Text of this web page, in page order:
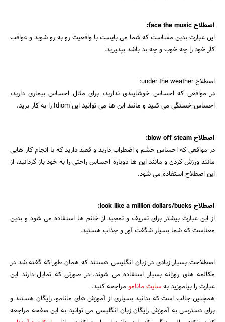
اصطلاح face the music:
این عبارت بدین معناست که شما می بایست با واقعیت رو به رو شوید و عواقب
کار خود را چه خوب و چه بد باشد بپذیرید.
اصطلاح under the weather:
در مواقعی که احساس خوشایندی ندارید، برای مثال احساس بیماری دارید،
احساس خستگی می کنید و مانند این ها می توانید این Idiom را به کار برید.
اصطلاح blow off steam:
در مواقعی که احساس خشم و اضطراب دارید و قصد دارید که با انجام کار هایی
مانند ورزش کردن و مانند این ها دوباره احساس راحتی را به خود باز گردانید، از
این اصطلاح استفاده می شود.
اصطلاح look like a million dollars/bucks:
از این عبارت بیشتر برای تعریف و تمجید از خانم ها استفاده می شود و بدین
معناست که شما بسیار شگفت آور و جذاب هستید.
اصطلاحت بسیار زیادی در زبان انگلیسی هستند که همان طور که گفته شد در
مکالمه های روزانه بسیار استفاده می شوند. در صورتی که تمایل دارند این
عبارت را بیاموزید بهسایت مانامو مراجعه کنید.
همچنین جالب است که بدانید بسیاری از آموزش های مانامو، رایگان هستند و
برای دسترسی به آموزش رایگان زبان انگلیسی می توانید به این صفحه مراجعه